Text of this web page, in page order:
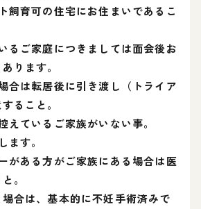
飼育可の住宅にお住まいであるこ
るご家庭につきましては面会後お
ります。
合は転居後に引き渡し（トライア
ること。
えているご家族がいない事。
ます。
がある方がご家族にある場合は医
。
合は、基本的に不妊手術済みで